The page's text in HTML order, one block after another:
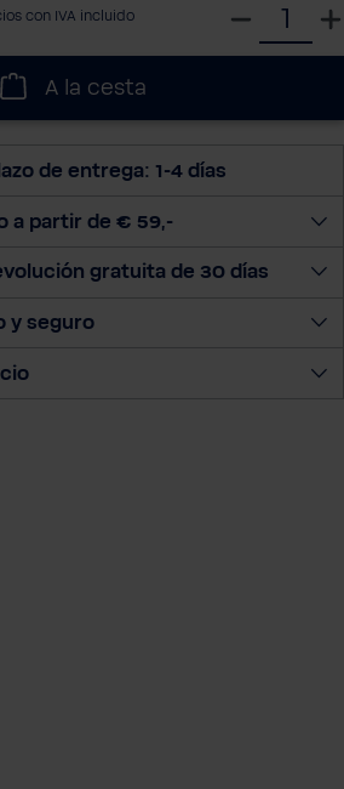
con IVA incluido
o
a
c
A la cesta
de entrega: 1-4 días
a partir de € 59,-
gratuita de 30 días
y seguro